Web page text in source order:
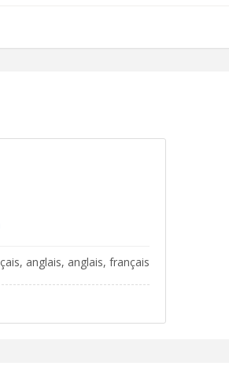
anglais, anglais, français